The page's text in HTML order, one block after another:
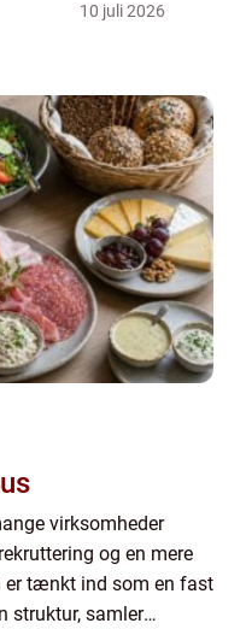
10 juli 2026
virksomheder
og en mere
er tænkt ind som en fast
struktur, samler